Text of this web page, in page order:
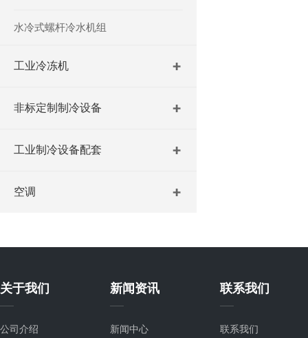
水冷式螺杆冷水机组
工业冷冻机
非标定制制冷设备
工业制冷设备配套
空调
关于我们
公司介绍
新闻资讯
新闻中心
联系我们
联系我们